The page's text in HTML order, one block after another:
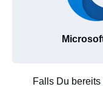
Falls Du